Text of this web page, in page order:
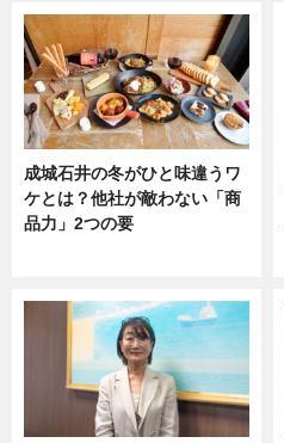
成城石井の冬がひと味違うワ
ケとは？他社が敵わない「商
品力」2つの要